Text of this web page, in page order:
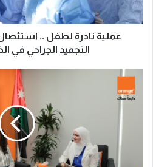
عملية نادرة لطفل ..
التجميد الجراحي في